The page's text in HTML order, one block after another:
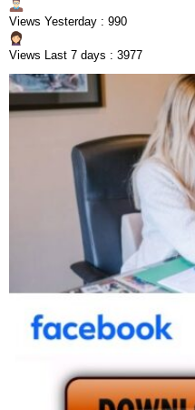
Views Yesterday : 990
Views Last 7 days : 3977